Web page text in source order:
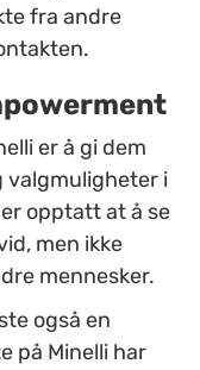
fra andre
er å gi dem
valgmuligheter i
opptatt at å se
men ikke
mennesker.
også en
på Minelli har